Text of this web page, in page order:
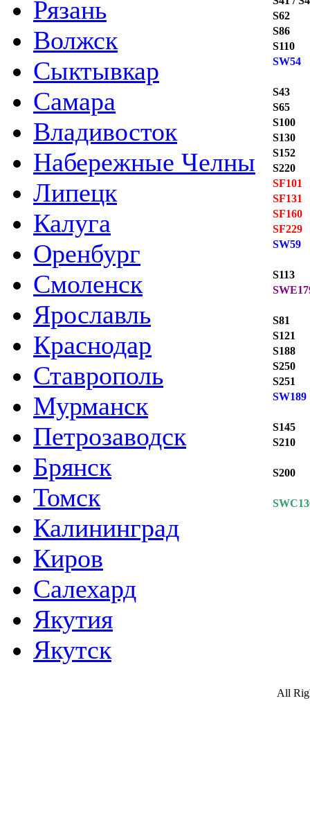
Рязань
Волжск
Сыктывкар
Самара
Владивосток
Набережные Челны
Липецк
Калуга
Оренбург
Смоленск
Ярославль
Краснодар
Ставрополь
Мурманск
Петрозаводск
Брянск
Томск
Калининград
Киров
Салехард
Якутия
Якутск
S62
S86
S110
SW54
S43
S65
S100
S130
S152
S220
SF101
SF131
SF160
SF229
SW59
S113
S81
S121
S188
S250
S251
SW189
S145
S210
S200
All